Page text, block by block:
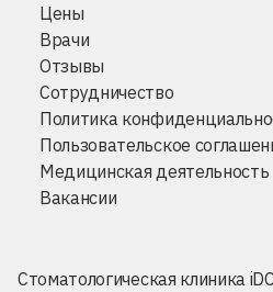
Цены
Врачи
Отзывы
Сотрудничество
Политика
Пользовательское
Медицинская деятельность
Вакансии
Стоматологическая клиника